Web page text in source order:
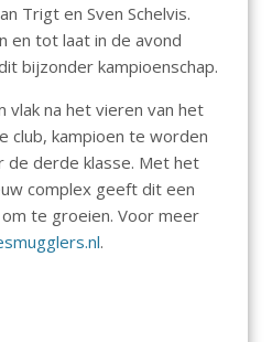
Trigt en Sven Schelvis.
en tot laat in de avond
bijzonder kampioenschap.
vlak na het vieren van het
club, kampioen te worden
de derde klasse. Met het
complex geeft dit een
te groeien. Voor meer
.